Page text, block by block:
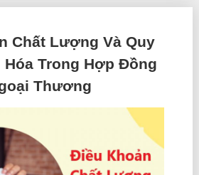
Chất Lượng Và Quy
Hóa Trong Hợp Đồng
Thương